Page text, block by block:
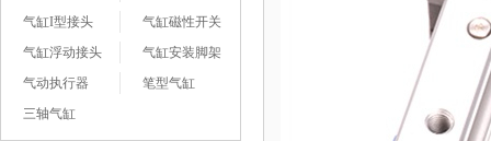
气缸I型接头
气缸磁性开关
气缸浮动接头
气缸安装脚架
气动执行器
笔型气缸
三轴气缸